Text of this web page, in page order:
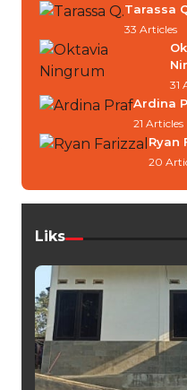
Tarassa
33 Articles
31
Ardina
21 Articles
Ryan
20
Liks